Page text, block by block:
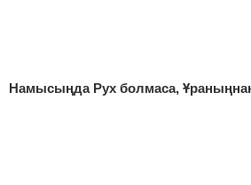
Намысыңда Рух болмаса,